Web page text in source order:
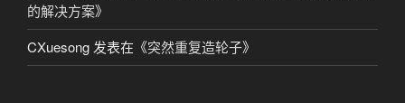
的解决方案》
CXuesong发表在《突然重复造轮子》